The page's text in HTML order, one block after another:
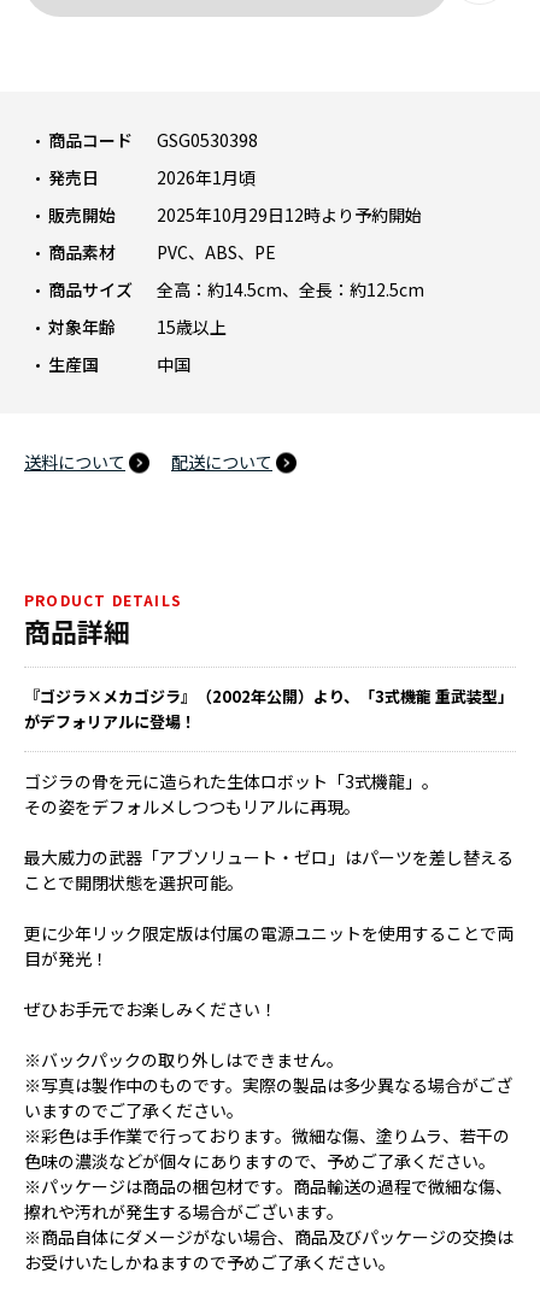
商品コード
GSG0530398
発売日
2026年1月頃
販売開始
2025年10月29日12時より予約開始
商品素材
PVC、ABS、PE
商品サイズ
全高：約14.5cm、全長：約12.5cm
対象年齢
15歳以上
生産国
中国
送料について 配送について
PRODUCT DETAILS
商品詳細
『ゴジラ×メカゴジラ』（2002年公開）より、「3式機龍 重武装型」
がデフォリアルに登場！
ゴジラの骨を元に造られた生体ロボット「3式機龍」。
その姿をデフォルメしつつもリアルに再現。
最大威力の武器「アブソリュート・ゼロ」はパーツを差し替える
ことで開閉状態を選択可能。
更に少年リック限定版は付属の電源ユニットを使用することで両
目が発光！
ぜひお手元でお楽しみください！
※バックパックの取り外しはできません。
※写真は製作中のものです。実際の製品は多少異なる場合がござ
いますのでご了承ください。
※彩色は手作業で行っております。微細な傷、塗りムラ、若干の
色味の濃淡などが個々にありますので、予めご了承ください。
※パッケージは商品の梱包材です。商品輸送の過程で微細な傷、
擦れや汚れが発生する場合がございます。
※商品自体にダメージがない場合、商品及びパッケージの交換は
お受けいたしかねますので予めご了承ください。